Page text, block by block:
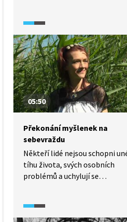
ukazuje sílu přírody pro relaxaci,
redukci stresu, podpoření
tady a teď. Lze jej využít
i ke zklidnění žáků – díky videu
ocitneme ve skutečném lese,
uprostřed přírody. Ukázku z
lze následně vyzkoušet i v
05:50
Překonání myšlenek na
sebevraždu
Někteří lidé nejsou schopni
tíhu života, svých osobních
problémů a uchylují se
zabít, pomáhají nejúčinněji